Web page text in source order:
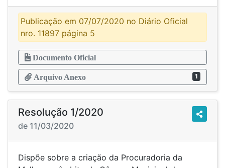
Publicação em 07/07/2020 no Diário Oficial
nro. 11897 página 5
Documento Oficial
Arquivo Anexo 1
Resolução 1/2020
de 11/03/2020
Dispõe sobre a criação da Procuradoria da